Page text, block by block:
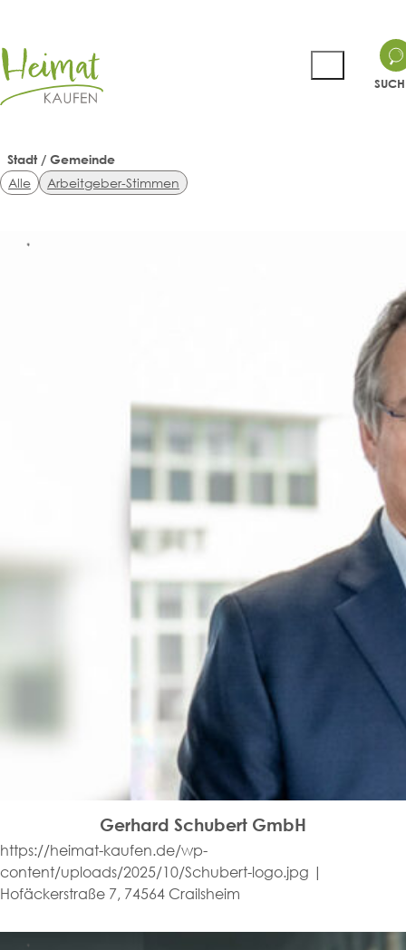
Stadt / Gemeinde
Alle
Arbeitgeber-Stimmen
Gerhard Schubert GmbH
https://heimat-kaufen.de/wp-
content/uploads/2025/10/Schubert-logo.jpg |
Hofäckerstraße 7, 74564 Crailsheim